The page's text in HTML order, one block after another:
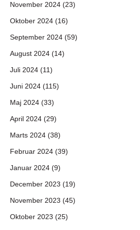
November 2024 (23)
Oktober 2024 (16)
September 2024 (59)
August 2024 (14)
Juli 2024 (11)
Juni 2024 (115)
Maj 2024 (33)
April 2024 (29)
Marts 2024 (38)
Februar 2024 (39)
Januar 2024 (9)
December 2023 (19)
November 2023 (45)
Oktober 2023 (25)